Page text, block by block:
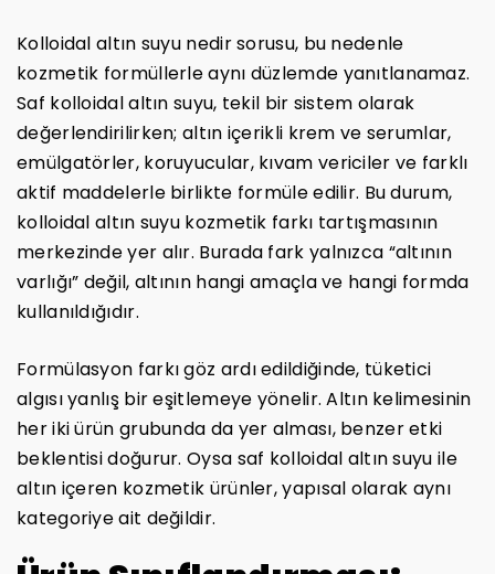
Kolloidal altın suyu nedir sorusu, bu nedenle
kozmetik formüllerle aynı düzlemde yanıtlanamaz.
Saf kolloidal altın suyu, tekil bir sistem olarak
değerlendirilirken; altın içerikli krem ve serumlar,
emülgatörler, koruyucular, kıvam vericiler ve farklı
aktif maddelerle birlikte formüle edilir. Bu durum,
kolloidal altın suyu kozmetik farkı tartışmasının
merkezinde yer alır. Burada fark yalnızca “altının
varlığı” değil, altının hangi amaçla ve hangi formda
kullanıldığıdır.
Formülasyon farkı göz ardı edildiğinde, tüketici
algısı yanlış bir eşitlemeye yönelir. Altın kelimesinin
her iki ürün grubunda da yer alması, benzer etki
beklentisi doğurur. Oysa saf kolloidal altın suyu ile
altın içeren kozmetik ürünler, yapısal olarak aynı
kategoriye ait değildir.